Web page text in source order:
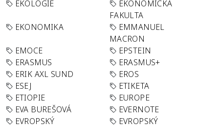
EKOLOGIE
EKONOMICKÁ
FAKULTA
EKONOMIKA
EMMANUEL
MACRON
EMOCE
EPSTEIN
ERASMUS
ERASMUS+
ERIK AXL SUND
EROS
ESEJ
ETIKETA
ETIOPIE
EUROPE
EVA BUREŠOVÁ
EVERNOTE
EVROPSKÝ
EVROPSKÝ